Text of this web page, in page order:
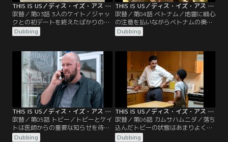
THIS IS US／ディス・イズ・アス シーズン3 第03話／吹替
吹替／第03話 3人のケイト／ジャッ
クとの初デートを終えたばかりのレ
ベッカのもとへ、以前に付き合って
いたアランが花束を抱えて現れる。
まう。ニューヨークに行って一緒に
夢を追おうというアランに、レベッ
カの心は揺れる。一方、手術を目前
にしたケイトを家族の皆があまりに
心配するので、ケイトは不安にから
れる。
Dubbing
THIS IS US／ディス・イズ・アス シーズン3 第04話／吹替
吹替／第04話 ベトナム／地雷に細心
の注意を払いながらベトナムの奥地
を進むジャックとその部隊。幼い頃
から弟ニックのことを守ってきたジ
ックの手紙を読んでその窮状を知
り、弟のそばへ行こうと自ら兵役を
志願したのだった。やっとニックの
いるキャンプを訪れたジャックが目
にした弟の姿は…。
Dubbing
THIS IS US／ディス・イズ・アス シーズン3 第05話／吹替
吹替／第05話 トビー／トビーとケイ
トは医師からの重要な知らせを待つ
間、互いに忙しくしていようと誓い
Dubbing
THIS IS US／ディス・イズ・アス シーズン3 第06話／吹替
吹替／第06話 カムサハムニダ／落ち
込んだトビーの状態はあまりよくな
らず、ケイトは母親に助言を求め
Dubbing